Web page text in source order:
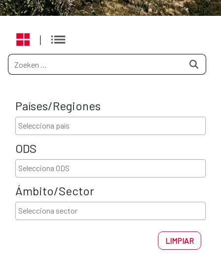
|
Países/Regiones
ODS
Ámbito/Sector
LIMPIAR